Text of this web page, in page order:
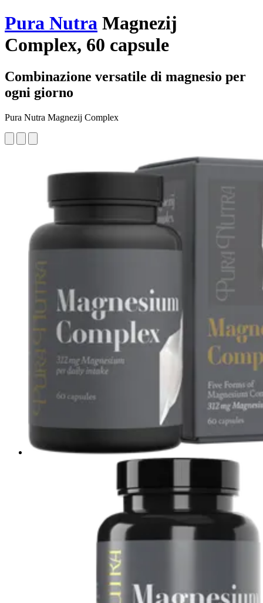
Pura Nutra Magnezij
Complex, 60 capsule
Combinazione versatile di magnesio per
ogni giorno
Pura Nutra Magnezij Complex